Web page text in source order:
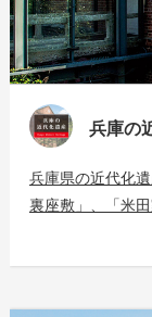
兵庫の
兵庫県の近代化
裏座敷」、「米